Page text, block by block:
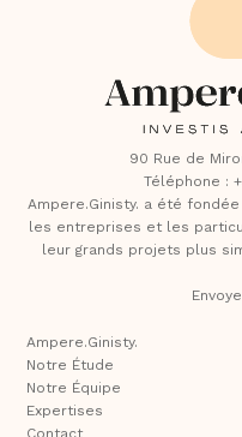
90 Rue de
Téléphone :
Ampere.Ginisty. a été
les entreprises et les
leur grands projets plus
Ampere.Ginisty.
Notre Étude
Notre Équipe
Expertises
Contact